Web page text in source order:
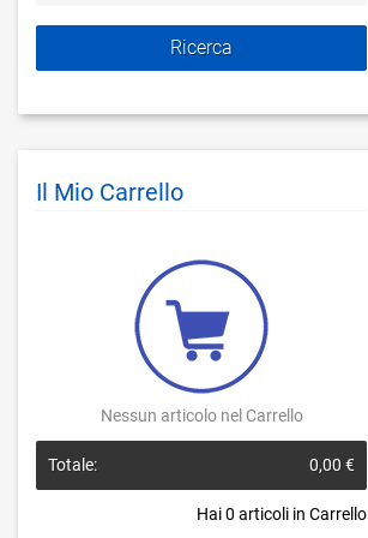
Il Mio Carrello
Nessun articolo nel Carrello
Hai0 articoli in Carrello
Totale: 0,00 €